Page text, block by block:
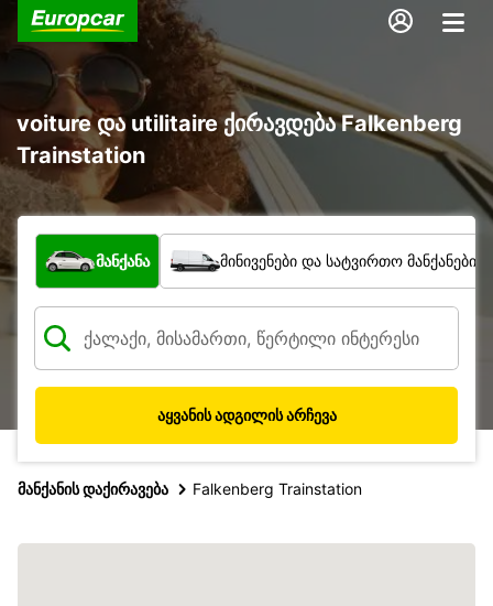
voiture და utilitaire ქირავდება Falkenberg
Trainstation
რა ტიპის ავტომობილი?
მანქანა მინივენები და სატვირთო მანქანები
აყვანის ადგილის არჩევა
მანქანის დაქირავება Falkenberg Trainstation